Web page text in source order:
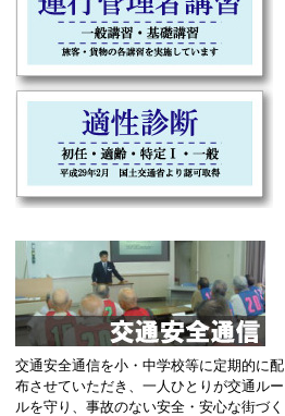
交通安全通信を小・中学校等に定期的に配
布させていただき、一人ひとりが交通ルー
ルを守り、事故のない安全・安心な街づく